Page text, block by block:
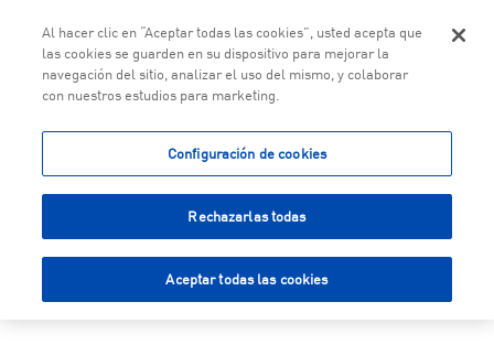
Al hacer clic en “Aceptar todas las cookies”, usted acepta que
las cookies se guarden en su dispositivo para mejorar la
navegación del sitio, analizar el uso del mismo, y colaborar
con nuestros estudios para marketing.
Configuración de cookies
Rechazarlas todas
Aceptar todas las cookies